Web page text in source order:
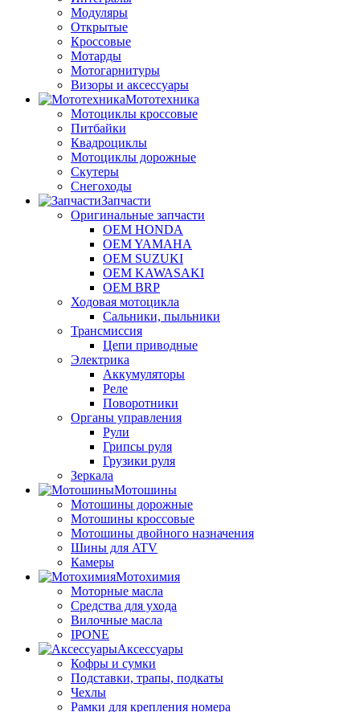
Модуляры
Открытые
Кроссовые
Мотарды
Мотогарнитуры
Визоры и аксессуары
Мототехника
Мотоциклы кроссовые
Питбайки
Квадроциклы
Мотоциклы дорожные
Скутеры
Снегоходы
Запчасти
Оригинальные запчасти
OEM HONDA
OEM YAMAHA
OEM SUZUKI
OEM KAWASAKI
OEM BRP
Ходовая мотоцикла
Сальники, пыльники
Трансмиссия
Цепи приводные
Электрика
Аккумуляторы
Реле
Поворотники
Органы управления
Рули
Грипсы руля
Грузики руля
Зеркала
Мотошины
Мотошины дорожные
Мотошины кроссовые
Мотошины двойного назначения
Шины для ATV
Камеры
Мотохимия
Моторные масла
Средства для ухода
Вилочные масла
IPONE
Аксессуары
Кофры и сумки
Подставки, трапы, подкаты
Чехлы
Рамки для крепления номера